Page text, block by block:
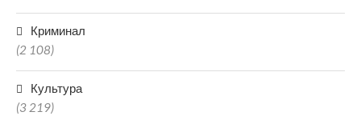
Криминал
(2 108)
Культура
(3 219)